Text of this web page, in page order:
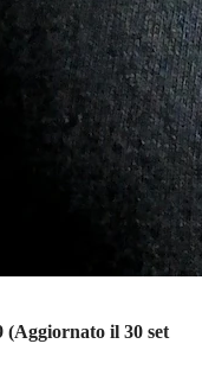
(Aggiornato il 30 set